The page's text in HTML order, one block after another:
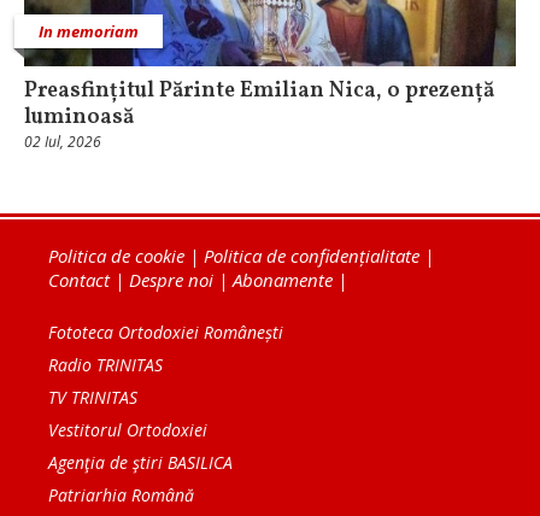
In memoriam
Preasfințitul Părinte Emilian Nica, o prezență
luminoasă
02 Iul, 2026
Politica de cookie | Politica de confidențialitate |
Contact| Despre noi |Abonamente |
Fototeca Ortodoxiei Românești
Radio TRINITAS
TV TRINITAS
Vestitorul Ortodoxiei
Agenţia de ştiri BASILICA
Patriarhia Română